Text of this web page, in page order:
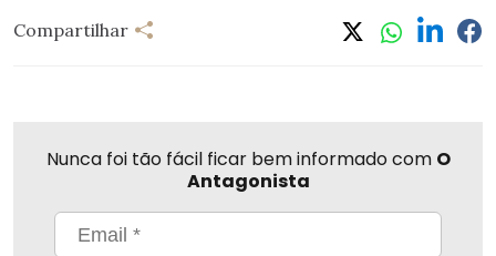
Compartilhar
Nunca foi tão fácil ficar bem informado com O
Antagonista